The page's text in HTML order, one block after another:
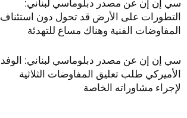
سي إن إن عن مصدر دبلوماسي لبناني:
التطورات على الأرض قد تحول دون استئناف
المفاوضات الفنية وهناك مساع للتهدئة
سي إن إن عن مصدر دبلوماسي لبناني: الوفد
الأميركي طلب تعليق المفاوضات الثلاثية
لإجراء مشاوراته الخاصة